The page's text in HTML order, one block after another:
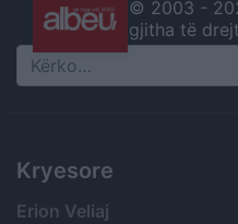
© 2003 -
gjitha të
Search
Kryesore
Erion Veliaj